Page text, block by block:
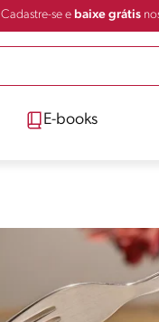
Cadastre-se e baixe grátis
E-books